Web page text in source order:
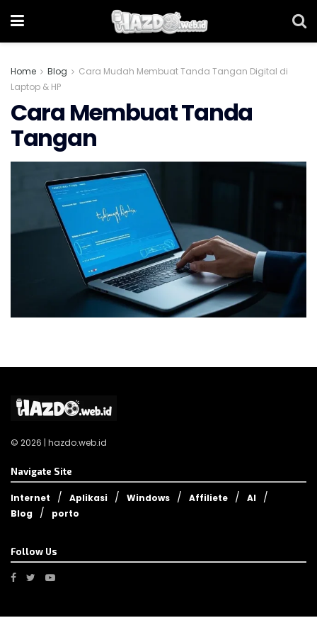
Home Blog
Cara Mudah Membuat Tanda Tangan Digital di
Laptop & HP
Cara Membuat Tanda
Tangan
© 2026 | hazdo.web.id
Navigate Site
Internet Aplikasi Windows Affiliete
AI
Blog
porto
Follow Us